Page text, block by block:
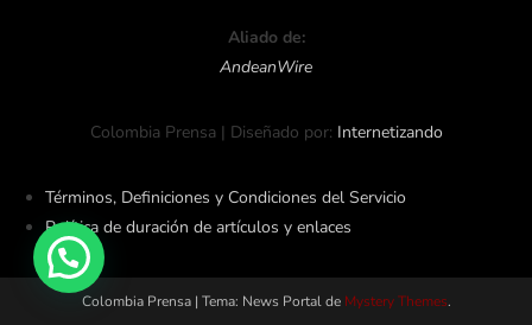
Aliado de:
AndeanWire
Colombia Prensa | Diseñado por: Internetizando
Términos, Definiciones y Condiciones del Servicio
Política de duración de artículos y enlaces
Colombia Prensa | Tema: News Portal de Mystery Themes.